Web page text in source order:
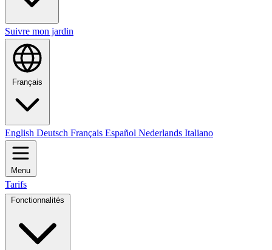
Suivre mon jardin
Français
English Deutsch Français Español Nederlands Italiano
Menu
Tarifs
Fonctionnalités